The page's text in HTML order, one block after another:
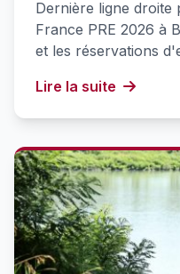
Dernière ligne droite
France PRE 2026 à
et les réservations
Lire la suite